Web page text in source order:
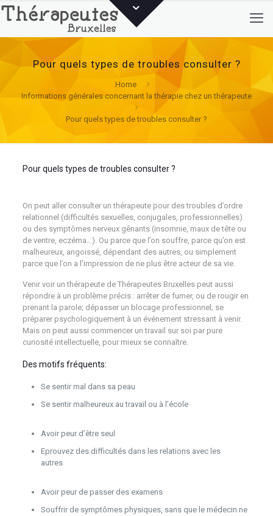
Pour quels types de troubles consulter ?
Home
Informations générales concernant la thérapie chez un thérapeute
Pour quels types de troubles consulter ?
Pour quels types de troubles consulter ?
On peut aller consulter un thérapeute pour des troubles d’ordre
relationnel (difficultés sexuelles, conjugales, professionnelles)
ou des symptômes nerveux gênants (insomnie, maux de tête ou
de ventre, eczéma…). Ou parce que l’on souffre, parce qu’on est
malheureux, angoissé, dépendant des autres, ou simplement
parce que l’on a l’impression de ne plus être acteur de sa vie.
Venir voir un thérapeute de Thérapeutes Bruxelles peut aussi
répondre à un problème précis : arrêter de fumer, ou de rougir en
prenant la parole; dépasser un blocage professionnel; se
préparer psychologiquement à un événement stressant à venir.
Mais on peut aussi commencer un travail sur soi par pure
curiosité intellectuelle, pour mieux se connaître.
Des motifs fréquents:
Se sentir mal dans sa peau
Se sentir malheureux au travail ou à l’école
Avoir peur d’être seul
Eprouvez des difficultés dans les relations avec les
autres
Avoir peur de passer des examens
Souffrir de symptômes physiques, sans que le médecin ne